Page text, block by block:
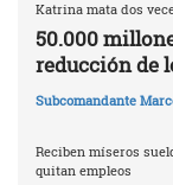
Katrina mata dos
50.000
reducción de
Subcomandante
Reciben míseros
quitan empleos